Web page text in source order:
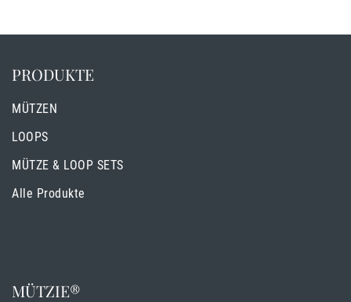
PRODUKTE
MÜTZEN
LOOPS
MÜTZE & LOOP SETS
Alle Produkte
MÜTZIE®